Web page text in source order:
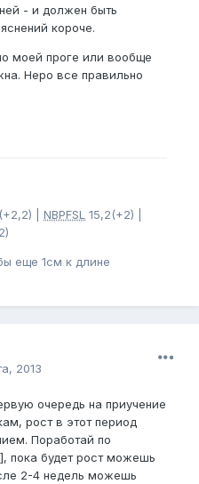
- и должен быть
короче.
моей проге или вообще
Неро все правильно
| NBPFSL 15,2(+2) |
еще 1см к длине
2013
очередь на приучение
рост в этот период
Поработай по
пока будет рост можешь
2-4 недель можешь